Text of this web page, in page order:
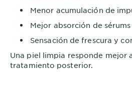
Menor acumulación de
Mejor absorción de
Sensación de frescura y
Una piel limpia responde mejor
tratamiento posterior.